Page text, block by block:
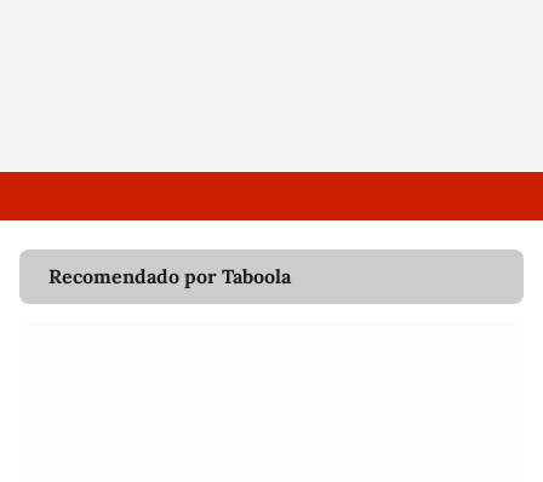
Recomendado por Taboola